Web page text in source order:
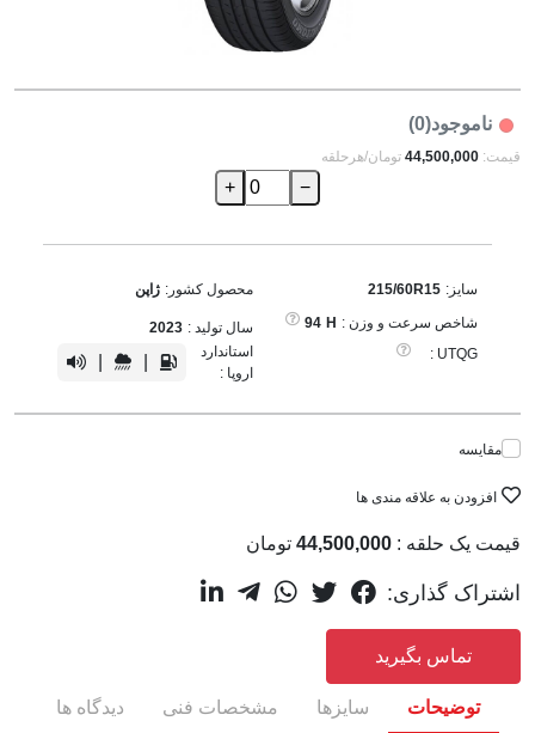
ناموجود(0)
قیمت: 44,500,000 تومان/هرحلقه
−
+
سایز: 215/60R15
شاخص سرعت و وزن : H
94
UTQG :
محصول کشور: ژاپن
سال تولید : 2023
استاندارد
اروپا :
مقایسه
افزودن به علاقه مندی ها
قیمت یک حلقه : 44,500,000 تومان
اشتراک گذاری:
تماس بگیرید
توضیحات سایزها مشخصات فنی دیدگاه ها